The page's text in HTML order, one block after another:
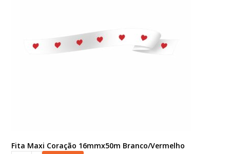
Fita Maxi Coração 16mmx50m Branco/Vermelho